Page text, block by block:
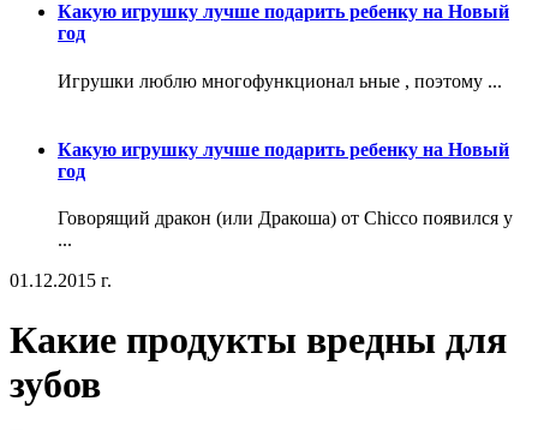
Какую игрушку лучше подарить ребенку на Новый
год
Игрушки люблю многофункционал ьные , поэтому ...
Какую игрушку лучше подарить ребенку на Новый
год
Говорящий дракон (или Дракоша) от Chicco появился у
...
01.12.2015 г.
Какие продукты вредны для
зубов